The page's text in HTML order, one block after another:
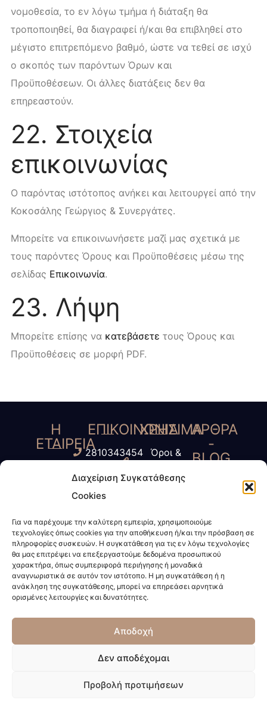
Διαχείριση Συγκατάθεσης
Cookies
Για να παρέχουμε την καλύτερη εμπειρία, χρησιμοποιούμε
τεχνολογίες όπως cookies για την αποθήκευση ή/και την πρόσβαση σε
πληροφορίες συσκευών. Η συγκατάθεση για τις εν λόγω τεχνολογίες
θα μας επιτρέψει να επεξεργαστούμε δεδομένα προσωπικού
χαρακτήρα, όπως συμπεριφορά περιήγησης ή μοναδικά
αναγνωριστικά σε αυτόν τον ιστότοπο. Η μη συγκατάθεση ή η
ανάκληση της συγκατάθεσης, μπορεί να επηρεάσει αρνητικά
ορισμένες λειτουργίες και δυνατότητες.
Αποδοχή
Δεν αποδέχομαι
Προβολή προτιμήσεων
νομοθεσία, το εν λόγω τμήμα ή διάταξη θα
τροποποιηθεί, θα διαγραφεί ή/και θα επιβληθεί στο
μέγιστο επιτρεπόμενο βαθμό, ώστε να τεθεί σε ισχύ
ο σκοπός των παρόντων Όρων και
Προϋποθέσεων. Οι άλλες διατάξεις δεν θα
επηρεαστούν.
22. Στοιχεία
επικοινωνίας
Ο παρόντας ιστότοπος ανήκει και λειτουργεί από την
Κοκοσάλης Γεώργιος & Συνεργάτες.
Μπορείτε να επικοινωνήσετε μαζί μας σχετικά με
τους παρόντες Όρους και Προϋποθέσεις μέσω της
σελίδας Επικοινωνία.
23. Λήψη
Μπορείτε επίσης να κατεβάσετε τους Όρους και
Προϋποθέσεις σε μορφή PDF.
Η
ΕΤΑΙΡΕΙΑ
Κοκοσάλης
Παπαδάκη
&
Συνεργάτες
Διακεκριμένη
Δικηγορική
είμαστε;
ΕΠΙΚΟΙΝΩΝΙΑ
2810343454
www.kokosalis.gr
ΧΡΗΣΙΜΑ
Όροι &
Πολιτική
Cookies
ΑΡΘΡΑ
-
BLOG
Νέα -
Επικαιρότητα
© 2023 • Με επιφύλαξη παντός δικαιώματος